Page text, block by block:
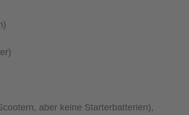
aber keine Starterbatterien),